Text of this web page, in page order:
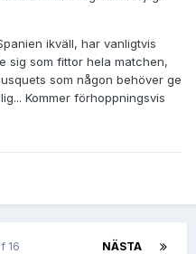
ikväll, har vanligtvis
sig som fittor hela matchen,
som någon behöver ge
Kommer förhoppningsvis
NÄSTA
16